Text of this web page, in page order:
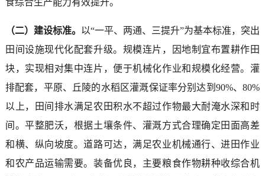
（二）建设标准。 以“一平、两通、三提升”为基本标准，突出
田间设施现代化配套升级。规模连片，因地制宜布置耕作田
块，实现相对集中连片，便于机械化作业和规模化经营。灌
排配套，平原、丘陵的水稻区灌溉保证率分别达到90%、80%
以上，田间排水满足农田积水不超过作物最大耐淹水深和时
间。平整肥沃，根据土壤条件、灌溉方式合理确定田面高差
和横、纵向坡度。道路可达，满足农业机械通行、进田作业
和农产品运输需要。装备优良，主要粮食作物耕种收综合机